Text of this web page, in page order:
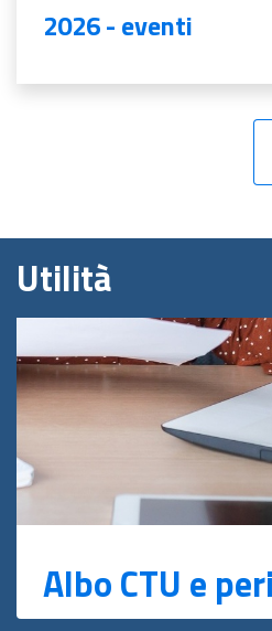
2026 - eventi
Utilità
Albo CTU e